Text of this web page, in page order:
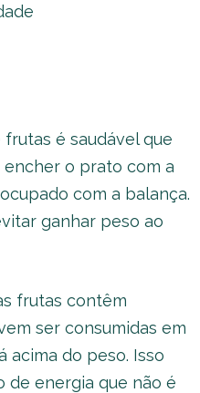
é saudável que
o prato com a
com a balança.
ganhar peso ao
frutas contêm
ser consumidas em
acima do peso. Isso
de energia que não é